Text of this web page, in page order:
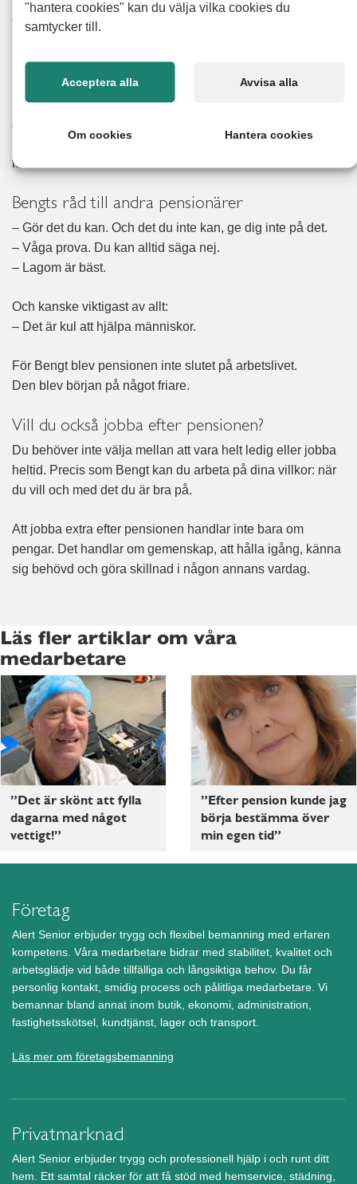
dem hela tiden.”
säger han och ler.
Ett syfte även efter pensionen
När Bengt ser tillbaka på året som pensionär konstaterar
han:”Jag tänkte ju att jag skulle vara ledig… men man
behöver ett syfte.”
igång, både mentalt, socialt och fysiskt. Att känna att man
fortfarande kan och behövs.
Bengts råd till andra pensionärer
– Gör det du kan. Och det du inte kan, ge dig inte på det.
– Våga prova. Du kan alltid säga nej.
– Lagom är bäst.
Och kanske viktigast av allt:
– Det är kul att hjälpa människor.
För Bengt blev pensionen inte slutet på arbetslivet.
Den blev början på något friare.
Vill du också jobba efter pensionen?
Du behöver inte välja mellan att vara helt ledig eller jobba
heltid. Precis som Bengt kan du arbeta på dina villkor: när
du vill och med det du är bra på.
Att jobba extra efter pensionen handlar inte bara om
pengar. Det handlar om gemenskap, att hålla igång, känna
sig behövd och göra skillnad i någon annans vardag.
Läs fler artiklar om våra
medarbetare
”Det är skönt att fylla
dagarna med något
vettigt!”
”Efter pension kunde jag
börja bestämma över
min egen tid”
Företag
Alert Senior erbjuder trygg och flexibel bemanning med erfaren
kompetens. Våra medarbetare bidrar med stabilitet, kvalitet och
arbetsglädje vid både tillfälliga och långsiktiga behov. Du får
personlig kontakt, smidig process och pålitliga medarbetare. Vi
bemannar bland annat inom butik, ekonomi, administration,
fastighetsskötsel, kundtjänst, lager och transport.
Läs mer om företagsbemanning
Privatmarknad
Alert Senior erbjuder trygg och professionell hjälp i och runt ditt
hem. Ett samtal räcker för att få stöd med hemservice, städning,
"hantera cookies" kan du välja vilka cookies du
samtycker till.
Acceptera alla Avvisa alla
Om cookies Hantera cookies